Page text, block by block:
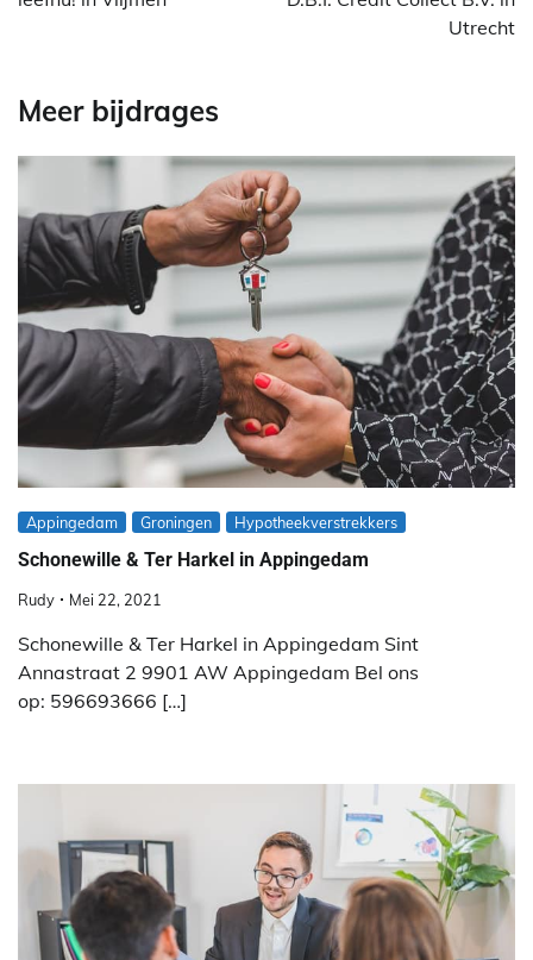
Utrecht
Meer bijdrages
Appingedam Groningen Hypotheekverstrekkers
Schonewille & Ter Harkel in Appingedam
Rudy Mei 22, 2021
Schonewille & Ter Harkel in Appingedam Sint
Annastraat 2 9901 AW Appingedam Bel ons
op: 596693666 […]